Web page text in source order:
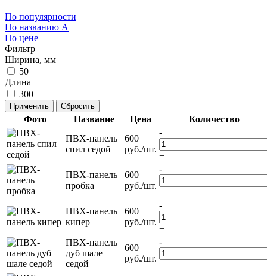
По популярности
По названию A
По цене
Фильтр
Ширина, мм
50
Длина
300
Фото Название Цена
Количество
ПВХ-панель
спил седой
600
руб./шт.
-
+
ПВХ-панель
пробка
600
руб./шт.
-
+
ПВХ-панель
кипер
600
руб./шт.
-
+
ПВХ-панель
дуб шале
седой
600
руб./шт.
-
+